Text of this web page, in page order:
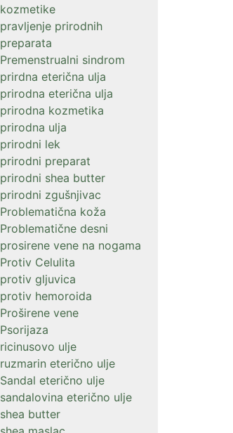
kozmetike
pravljenje prirodnih
preparata
Premenstrualni sindrom
prirdna eterična ulja
prirodna eterična ulja
prirodna kozmetika
prirodna ulja
prirodni lek
prirodni preparat
prirodni shea butter
prirodni zgušnjivac
Problematična koža
Problematične desni
prosirene vene na nogama
Protiv Celulita
protiv gljuvica
protiv hemoroida
Proširene vene
Psorijaza
ricinusovo ulje
ruzmarin eterično ulje
Sandal eterično ulje
sandalovina eterično ulje
shea butter